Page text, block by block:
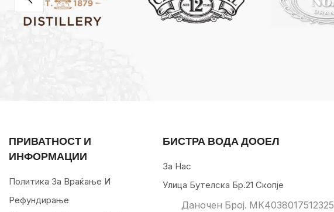
ПРИВАТНОСТ И
ИНФОРМАЦИИ
Политика За Враќање И
Рефундирање
БИСТРА ВОДА ДООЕЛ
За Нас
Улица Бутелска Бр.21 Скопје
Даночен Број. МК4038017512325